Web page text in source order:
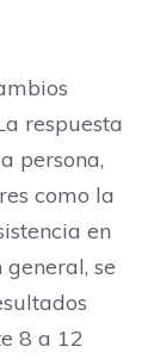
respuesta
persona,
como la
en
se
8 a 12